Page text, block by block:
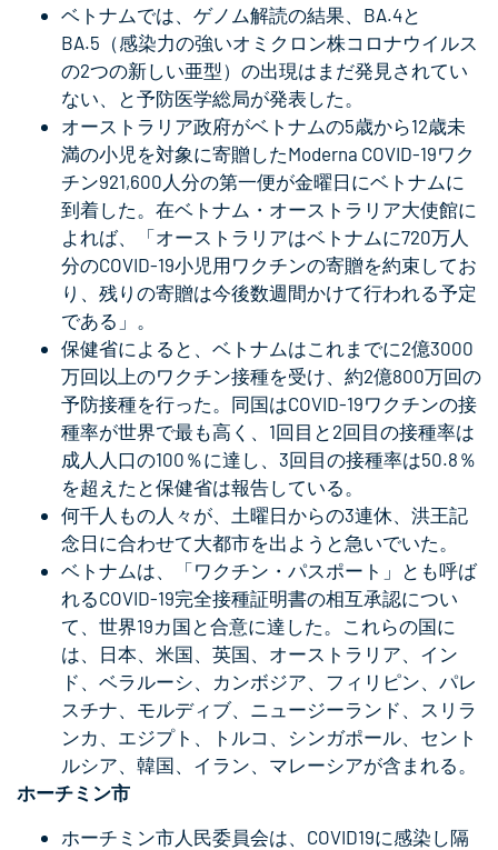
ベトナムでは、ゲノム解読の結果、BA.4と
BA.5（感染力の強いオミクロン株コロナウイルス
の2つの新しい亜型）の出現はまだ発見されてい
ない、と予防医学総局が発表した。
オーストラリア政府がベトナムの5歳から12歳未
満の小児を対象に寄贈したModerna COVID-19ワク
チン921,600人分の第一便が金曜日にベトナムに
到着した。在ベトナム・オーストラリア大使館に
よれば、「オーストラリアはベトナムに720万人
分のCOVID-19小児用ワクチンの寄贈を約束してお
り、残りの寄贈は今後数週間かけて行われる予定
である」。
保健省によると、ベトナムはこれまでに2億3000
万回以上のワクチン接種を受け、約2億800万回の
予防接種を行った。同国はCOVID-19ワクチンの接
種率が世界で最も高く、1回目と2回目の接種率は
成人人口の100％に達し、3回目の接種率は50.8％
を超えたと保健省は報告している。
何千人もの人々が、土曜日からの3連休、洪王記
念日に合わせて大都市を出ようと急いでいた。
ベトナムは、「ワクチン・パスポート」とも呼ば
れるCOVID-19完全接種証明書の相互承認につい
て、世界19カ国と合意に達した。これらの国に
は、日本、米国、英国、オーストラリア、イン
ド、ベラルーシ、カンボジア、フィリピン、パレ
スチナ、モルディブ、ニュージーランド、スリラ
ンカ、エジプト、トルコ、シンガポール、セント
ルシア、韓国、イラン、マレーシアが含まれる。
ホーチミン市
ホーチミン市人民委員会は、COVID19に感染し隔